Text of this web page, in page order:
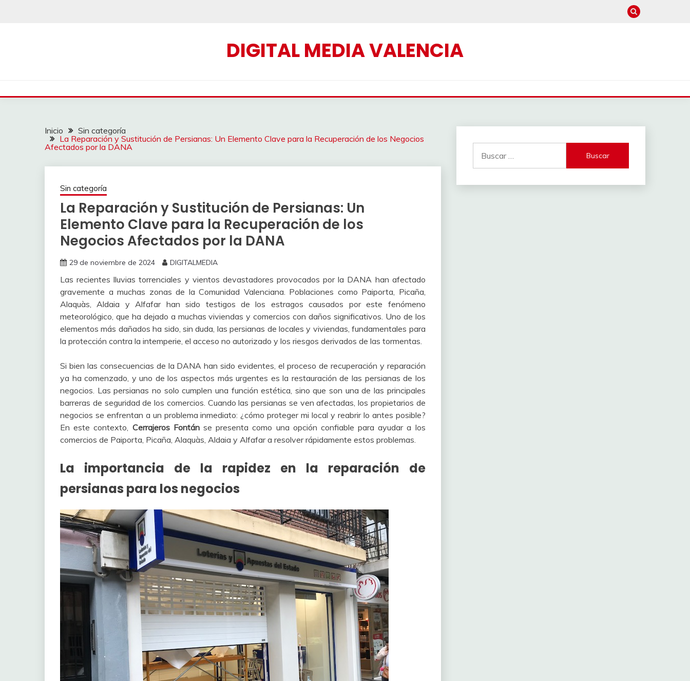
DIGITAL MEDIA VALENCIA
Inicio
Sin categoría
La Reparación y Sustitución de Persianas: Un Elemento Clave para la Recuperación de los Negocios
Afectados por la DANA
Sin categoría
La Reparación y Sustitución de Persianas: Un
Elemento Clave para la Recuperación de los
Negocios Afectados por la DANA
29 de noviembre de 2024 DIGITALMEDIA
Las recientes lluvias torrenciales y vientos devastadores provocados por la DANA han afectado
gravemente a muchas zonas de la Comunidad Valenciana. Poblaciones como Paiporta, Picaña,
Alaquàs, Aldaia y Alfafar han sido testigos de los estragos causados por este fenómeno
meteorológico, que ha dejado a muchas viviendas y comercios con daños significativos. Uno de los
elementos más dañados ha sido, sin duda, las persianas de locales y viviendas, fundamentales para
la protección contra la intemperie, el acceso no autorizado y los riesgos derivados de las tormentas.
Si bien las consecuencias de la DANA han sido evidentes, el proceso de recuperación y reparación
ya ha comenzado, y uno de los aspectos más urgentes es la restauración de las persianas de los
negocios. Las persianas no solo cumplen una función estética, sino que son una de las principales
barreras de seguridad de los comercios. Cuando las persianas se ven afectadas, los propietarios de
negocios se enfrentan a un problema inmediato: ¿cómo proteger mi local y reabrir lo antes posible?
En este contexto, Cerrajeros Fontánse presenta como una opción confiable para ayudar a los
comercios de Paiporta, Picaña, Alaquàs, Aldaia y Alfafar a resolver rápidamente estos problemas.
La importancia de la rapidez en la reparación de
persianas para los negocios